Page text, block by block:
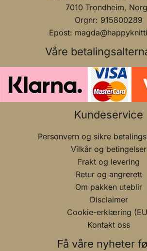
7010 Trondheim,
Orgnr: 915800289
Epost:
Våre
Kundeservice
Personvern og sikre
Vilkår og betingelser
Frakt og levering
Retur og angrerett
Om pakken uteblir
Disclaimer
Cookie-erklæring
Kontakt oss
Få våre nyheter